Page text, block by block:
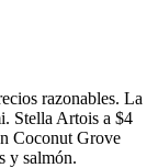
razonables. La
Stella Artois a $4
Coconut Grove
y salmón.